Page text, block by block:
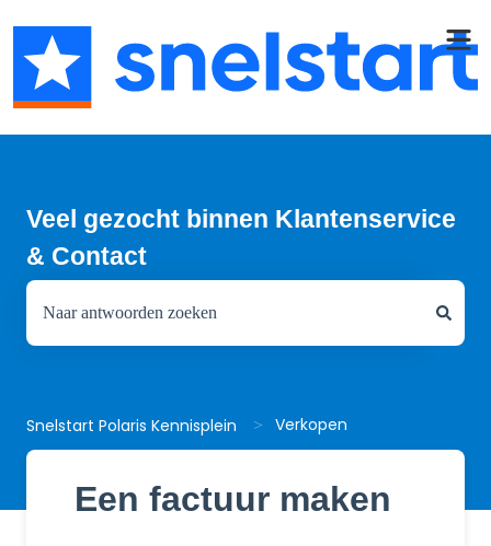
Veel gezocht binnen Klantenservice
& Contact
Snelstart Polaris Kennisplein Verkopen
Een factuur maken